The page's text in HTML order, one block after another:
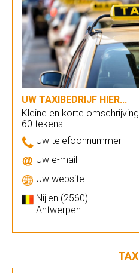
UW TAXIBEDRIJF HIER...
Kleine en korte
60 tekens.
Uw telefoonnummer
Uw e-mail
Uw website
Nijlen (2560)
Antwerpen